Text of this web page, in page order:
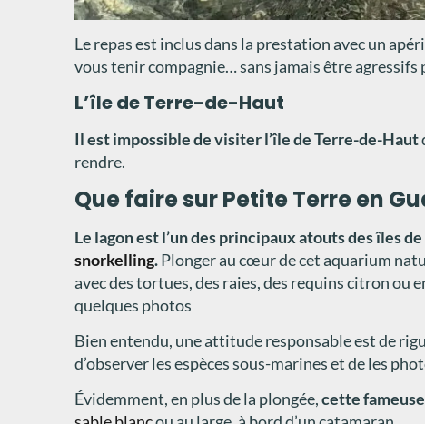
Le repas est inclus dans la prestation avec un
vous tenir compagnie… sans jamais être agressifs
L’île de Terre-de-Haut
Il est impossible de visiter l’île de Terre-de-Haut
rendre.
Que faire sur Petite Terre en
Le lagon est l’un des principaux atouts des îles
snorkelling.Plonger au cœur de cet aquarium
avec des tortues, des raies, des requins citron ou
quelques photos
Bien entendu, une attitude responsable est de
d’observer les espèces sous-marines et de les
Évidemment, en plus de la plongée,cette